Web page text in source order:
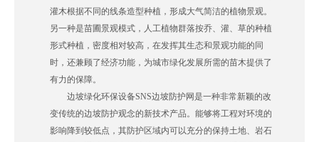
灌木根据不同的线条造型种植，形成大气简洁的植物景观。
另一种是苗圃景观模式，人工植物群落按乔、灌、草的种植
形式种植，密度相对较高，在发挥其生态和景观功能的同
时，还兼顾了经济功能，为城市绿化发展所需的苗木提供了
有力的保障。
边坡绿化环保设备SNS边坡防护网是一种非常新颖的改
变传统的边坡防护观念的新技术产品。能够将工程对环境的
影响降到较低点，其防护区域内可以充分的保持土地、岩石